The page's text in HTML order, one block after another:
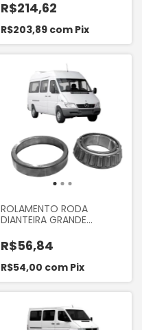
DIANTE FRONTIER 24080
R$214,62
R$203,89 com Pix
ROLAMENTO RODA
DIANTEIRA GRANDE
413 CDI
R$56,84
R$54,00 com Pix